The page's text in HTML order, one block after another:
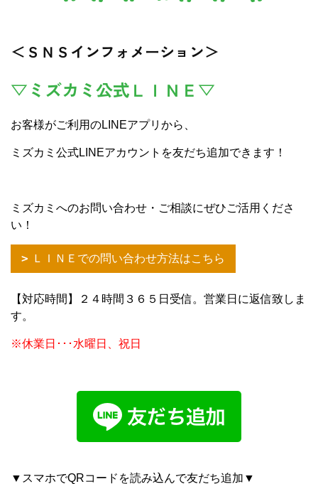
＜ＳＮＳインフォメーション＞
▽ミズカミ公式ＬＩＮＥ▽
お客様がご利用のLINEアプリから、
ミズカミ公式LINEアカウントを友だち追加できます！
ミズカミへのお問い合わせ・ご相談にぜひご活用くださ
い！
ＬＩＮＥでの問い合わせ方法はこちら
【対応時間】２４時間３６５日受信。営業日に返信致しま
す。
※休業日･･･水曜日、祝日
▼スマホでQRコードを読み込んで友だち追加▼